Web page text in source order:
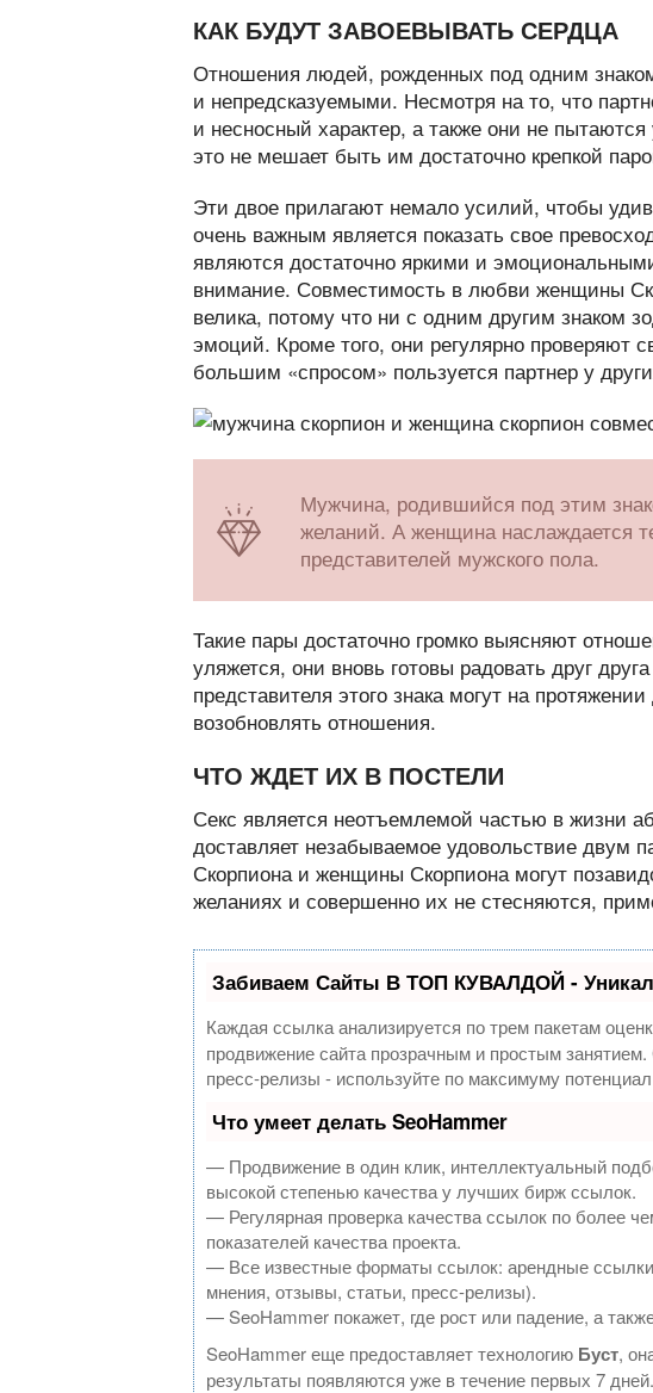
КАК БУДУТ ЗАВОЕВЫВАТЬ СЕРДЦА
Отношения людей, рожденных под одним
и непредсказуемыми. Несмотря на то, что
и несносный характер, а также они не
это не мешает быть им достаточно крепкой
Эти двое прилагают немало усилий, чтобы
очень важным является показать свое
являются достаточно яркими и
внимание. Совместимость в любви женщины
велика, потому что ни с одним другим знаком
эмоций. Кроме того, они регулярно проверяют
большим «спросом» пользуется партнер у
Мужчина, родившийся под этим
желаний. А женщина наслаждается
представителей мужского пола.
Такие пары достаточно громко выясняют
уляжется, они вновь готовы радовать друг
представителя этого знака могут на
возобновлять отношения.
ЧТО ЖДЕТ ИХ В ПОСТЕЛИ
Секс является неотъемлемой частью в жизни
доставляет незабываемое удовольствие двум
Скорпиона и женщины Скорпиона могут
желаниях и совершенно их не стесняются,
Забиваем Сайты В ТОП КУВАЛДОЙ -
Каждая ссылка анализируется по трем пакетам
продвижение сайта прозрачным и простым
пресс-релизы - используйте по максимуму
Что умеет делать SeoHammer
— Продвижение в один клик, интеллектуальный
высокой степенью качества у лучших бирж ссылок.
— Регулярная проверка качества ссылок по более
показателей качества проекта.
— Все известные форматы ссылок: арендные
мнения, отзывы, статьи, пресс-релизы).
— SeoHammer покажет, где рост или падение, а
SeoHammer еще предоставляет технологию Буст,
результаты появляются уже в течение первых 7 дней.